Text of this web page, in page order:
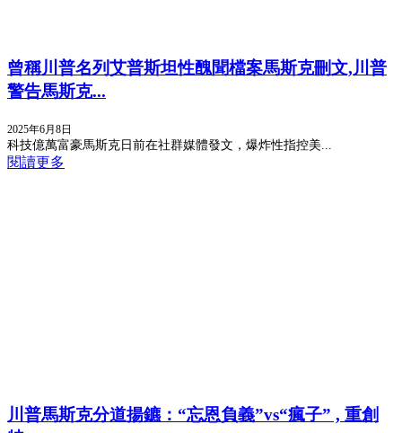
曾稱川普名列艾普斯坦性醜聞檔案馬斯克刪文,川普
警告馬斯克...
2025年6月8日
科技億萬富豪馬斯克日前在社群媒體發文，爆炸性指控美...
閱讀更多
川普馬斯克分道揚鑣：“忘恩負義”vs“瘋子” , 重創